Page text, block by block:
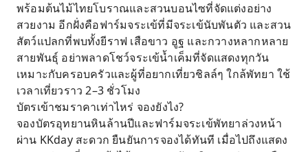
พร้อมต้นไม้ไทยโบราณและสวนบอนไซที่จัดแต่งอย่าง
สวยงาม อีกฝั่งคือฟาร์มจระเข้ที่มีจระเข้นับพันตัว และสวน
สัตว์แปลกที่พบทั้งยีราฟ เสือขาว อูฐ และกวางหลากหลาย
สายพันธุ์ อย่าพลาดโชว์จระเข้น้ำเค็มที่จัดแสดงทุกวัน
เหมาะกับครอบครัวและผู้ที่อยากเที่ยวชิลล์ๆ ใกล้พัทยา ใช้
เวลาเที่ยวราว 2–3 ชั่วโมง
บัตรเข้าชมราคาเท่าไหร่ จองยังไง?
จองบัตรอุทยานหินล้านปีและฟาร์มจระเข้พัทยาล่วงหน้า
ผ่าน KKday สะดวก ยืนยันการจองได้ทันที เมื่อไปถึงแสดง